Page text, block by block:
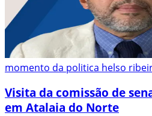
momento da politica helso
Visita da comissão de
em Atalaia do Norte